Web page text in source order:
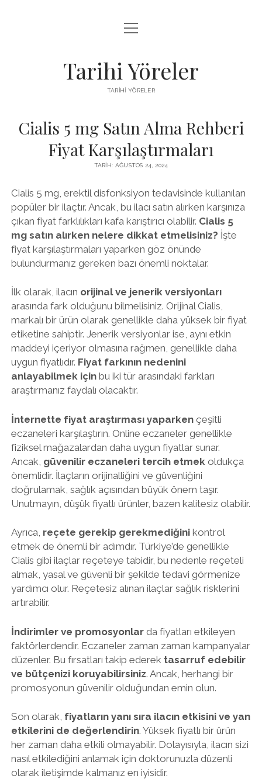
LISTE
ÜCRETSIZ ŞIFRESIZ INSTAGRAM BEĞENI HILESI
menüyü
aç
Tarihi Yöreler
TARIHI YÖRELER
Cialis 5 mg Satın Alma Rehberi
Fiyat Karşılaştırmaları
TARIH: AĞUSTOS 24, 2024
Cialis 5 mg, erektil disfonksiyon tedavisinde kullanılan
popüler bir ilaçtır. Ancak, bu ilacı satın alırken karşınıza
çıkan fiyat farklılıkları kafa karıştırıcı olabilir. Cialis 5
mg satın alırken nelere dikkat etmelisiniz? İşte
fiyat karşılaştırmaları yaparken göz önünde
bulundurmanız gereken bazı önemli noktalar.
İlk olarak, ilacın orijinal ve jenerik versiyonları
arasında fark olduğunu bilmelisiniz. Orijinal Cialis,
markalı bir ürün olarak genellikle daha yüksek bir fiyat
etiketine sahiptir. Jenerik versiyonlar ise, aynı etkin
maddeyi içeriyor olmasına rağmen, genellikle daha
uygun fiyatlıdır. Fiyat farkının nedenini
anlayabilmek içinbu iki tür arasındaki farkları
araştırmanız faydalı olacaktır.
İnternette fiyat araştırması yaparkençeşitli
eczaneleri karşılaştırın. Online eczaneler genellikle
fiziksel mağazalardan daha uygun fiyatlar sunar.
Ancak, güvenilir eczaneleri tercih etmek oldukça
önemlidir. İlaçların orijinalliğini ve güvenliğini
doğrulamak, sağlık açısından büyük önem taşır.
Unutmayın, düşük fiyatlı ürünler, bazen kalitesiz olabilir.
Ayrıca, reçete gerekip gerekmediğinikontrol
etmek de önemli bir adımdır. Türkiye’de genellikle
Cialis gibi ilaçlar reçeteye tabidir, bu nedenle reçeteli
almak, yasal ve güvenli bir şekilde tedavi görmenize
yardımcı olur. Reçetesiz alınan ilaçlar sağlık risklerini
artırabilir.
İndirimler ve promosyonlarda fiyatları etkileyen
faktörlerdendir. Eczaneler zaman zaman kampanyalar
düzenler. Bu fırsatları takip ederek tasarruf edebilir
ve bütçenizi koruyabilirsiniz. Ancak, herhangi bir
promosyonun güvenilir olduğundan emin olun.
Son olarak, fiyatların yanı sıra ilacın etkisini ve yan
etkilerini de değerlendirin. Yüksek fiyatlı bir ürün
her zaman daha etkili olmayabilir. Dolayısıyla, ilacın sizi
nasıl etkilediğini anlamak için doktorunuzla düzenli
olarak iletişimde kalmanız en iyisidir.